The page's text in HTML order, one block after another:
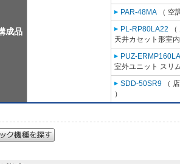
成品
PAR-48MA （ 空
PL-RP80LA22
天井カセット形室内
PUZ-
室外ユニット スリ
SDD-50SR9 （
）